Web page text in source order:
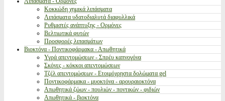
Κοκκώδη χημικά λιπάσματα
Λιπάσματα υδατοδιαλυτά διαφυλλικά
Ρυθμιστές ανάπτυξης - Ορμόνες
Βελτιωτικά φυτών
Προσφορές λιπασμάτων
Βιοκτόνα - Ποντικοφάρμακα - Απωθητικά
Υγρά απεντομώσεων - Σπρέυ καπνογόνα
Σκόνες - κόκκοι απεντομώσεων
Τζέλ απεντομώσεων - Ετοιμόχρηστα δολώματα gel
Ποντικοφάρμακα - μυοκτόνα - αρουραιοκτόνα
Απωθητικά ζώων - πουλιών - ποντικών - φιδιών
Απωθητικά - βιοκτόνα